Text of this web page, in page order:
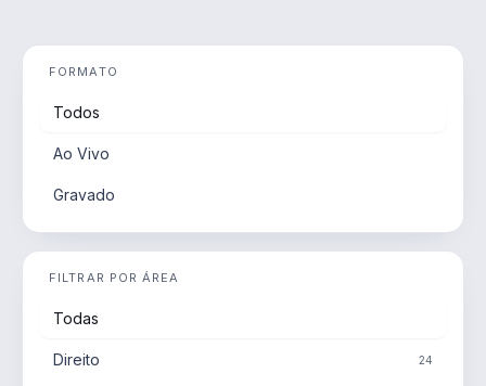
FORMATO
Todos
Ao Vivo
Gravado
FILTRAR POR ÁREA
Todas
Direito 24